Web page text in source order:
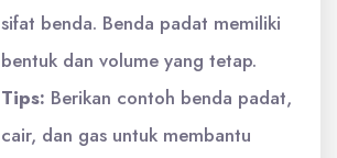
sifat benda. Benda padat memiliki
bentuk dan volume yang tetap.
Tips: Berikan contoh benda padat,
cair, dan gas untuk membantu